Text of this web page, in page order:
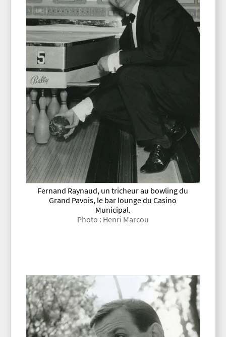
Fernand Raynaud, un tricheur au bowling du
Grand Pavois, le bar lounge du Casino
Municipal.
Photo : Henri Marcou